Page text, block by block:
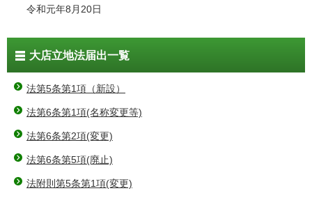
令和元年8月20日
大店立地法届出一覧
法第5条第1項（新設）
法第6条第1項(名称変更等)
法第6条第2項(変更)
法第6条第5項(廃止)
法附則第5条第1項(変更)